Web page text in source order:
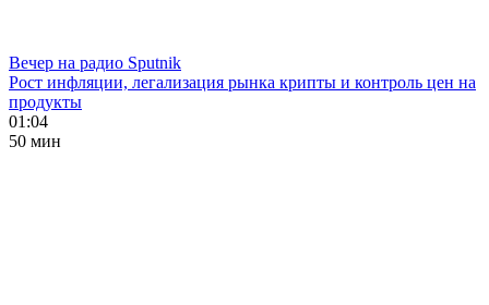
Вечер на радио Sputnik
Рост инфляции, легализация рынка крипты и контроль цен на
продукты
01:04
50 мин